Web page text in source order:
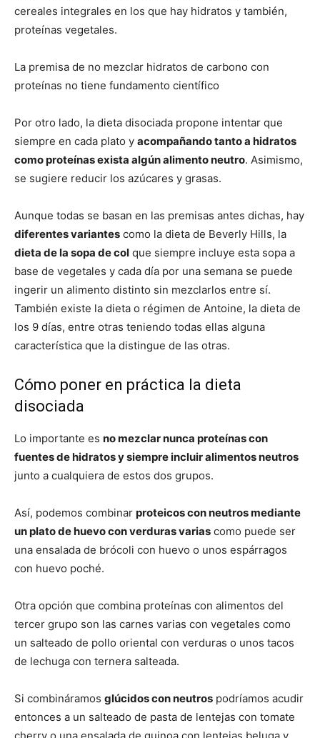
cereales integrales en los que hay hidratos y también,
proteínas vegetales.
La premisa de no mezclar hidratos de carbono con
proteínas no tiene fundamento científico
Por otro lado, la dieta disociada propone intentar que
siempre en cada plato y acompañando tanto a hidratos
como proteínas exista algún alimento neutro. Asimismo,
se sugiere reducir los azúcares y grasas.
Aunque todas se basan en las premisas antes dichas, hay
diferentes variantes como la dieta de Beverly Hills, la
dieta de la sopa de col que siempre incluye esta sopa a
base de vegetales y cada día por una semana se puede
ingerir un alimento distinto sin mezclarlos entre sí.
También existe la dieta o régimen de Antoine, la dieta de
los 9 días, entre otras teniendo todas ellas alguna
característica que la distingue de las otras.
Cómo poner en práctica la dieta
disociada
Lo importante es no mezclar nunca proteínas con
fuentes de hidratos y siempre incluir alimentos neutros
junto a cualquiera de estos dos grupos.
Así, podemos combinar proteicos con neutros mediante
un plato de huevo con verduras varias como puede ser
una ensalada de brócoli con huevo o unos espárragos
con huevo poché.
Otra opción que combina proteínas con alimentos del
tercer grupo son las carnes varias con vegetales como
un salteado de pollo oriental con verduras o unos tacos
de lechuga con ternera salteada.
Si combináramos glúcidos con neutros podríamos acudir
entonces a un salteado de pasta de lentejas con tomate
cherry o una ensalada de quinoa con lentejas beluga y